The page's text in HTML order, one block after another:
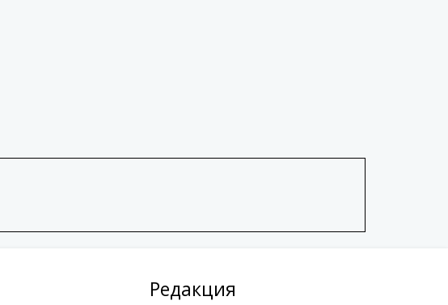
Редакция